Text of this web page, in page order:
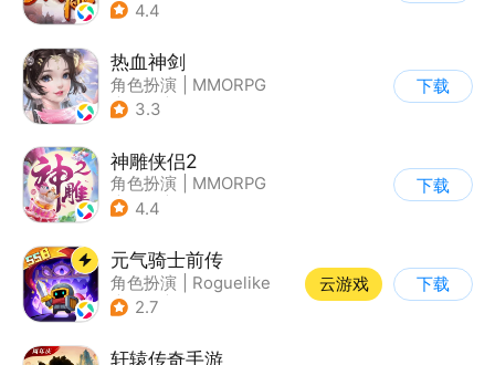
| 武侠
4.4
热血神剑
角色扮演
MMORPG
| 武侠
3.3
下载
神雕侠侣2
角色扮演
MMORPG
| 武侠
4.4
下载
元气骑士前传
角色扮演
Roguelike
| 地牢
2.7
云游戏 下载
轩辕传奇手游